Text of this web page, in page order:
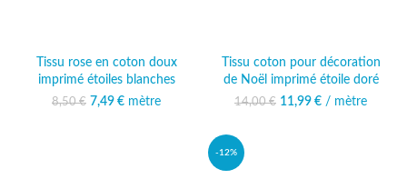
Tissu rose en coton doux
imprimé étoiles blanches
8,50€ Le prix initial était :
7,49 € Le prix actuel
mètre
Tissu coton pour décoration
de Noël imprimé étoile doré
14,00€
Le prix initial était :
11,99 €
Le prix
/ mètre
-12%